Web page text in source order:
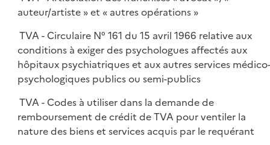
auteur/artiste » et « autres opérations »
TVA - Circulaire N° 161 du 15 avril 1966 relative aux
conditions à exiger des psychologues affectés aux
hôpitaux psychiatriques et aux autres services médico-
psychologiques publics ou semi-publics
TVA - Codes à utiliser dans la demande de
remboursement de crédit de TVA pour ventiler la
nature des biens et services acquis par le requérant